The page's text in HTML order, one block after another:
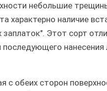
небольшие
характерно наличие
заплаток". Этот сорт
последующего
с обеих сторон